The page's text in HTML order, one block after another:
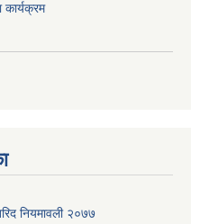
नियमावली २०७७